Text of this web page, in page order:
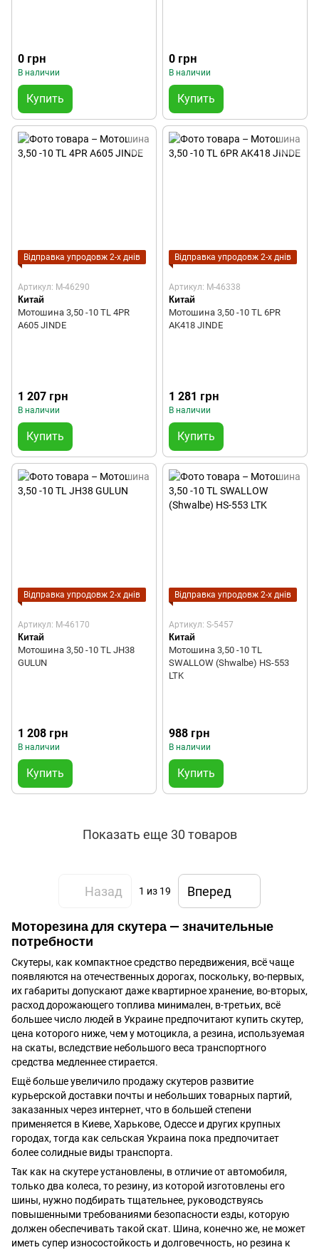
0 грн
В наличии
Купить
0 грн
В наличии
Купить
Відправка упродовж 2-х днів
Артикул: M-46290
Китай
Мотошина 3,50 -10 TL 4PR
A605 JINDE
1 207 грн
В наличии
Купить
Відправка упродовж 2-х днів
Артикул: M-46338
Китай
Мотошина 3,50 -10 TL 6PR
AK418 JINDE
1 281 грн
В наличии
Купить
Відправка упродовж 2-х днів
Артикул: M-46170
Китай
Мотошина 3,50 -10 TL JH38
GULUN
1 208 грн
В наличии
Купить
Відправка упродовж 2-х днів
Артикул: S-5457
Китай
Мотошина 3,50 -10 TL
SWALLOW (Shwalbe) HS-553
LTK
988 грн
В наличии
Купить
Показать еще 30 товаров
Назад 1 из 19 Вперед
Моторезина для скутера — значительные
потребности
Скутеры, как компактное средство передвижения, всё чаще
появляются на отечественных дорогах, поскольку, во-первых,
их габариты допускают даже квартирное хранение, во-вторых,
расход дорожающего топлива минимален, в-третьих, всё
большее число людей в Украине предпочитают купить скутер,
цена которого ниже, чем у мотоцикла, а резина, используемая
на скаты, вследствие небольшого веса транспортного
средства медленнее стирается.
Ещё больше увеличило продажу скутеров развитие
курьерской доставки почты и небольших товарных партий,
заказанных через интернет, что в большей степени
применяется в Киеве, Харькове, Одессе и других крупных
городах, тогда как сельская Украина пока предпочитает
более солидные виды транспорта.
Так как на скутере установлены, в отличие от автомобиля,
только два колеса, то резину, из которой изготовлены его
шины, нужно подбирать тщательнее, руководствуясь
повышенными требованиями безопасности езды, которую
должен обеспечивать такой скат. Шина, конечно же, не может
иметь супер износостойкость и долговечность, но резина к